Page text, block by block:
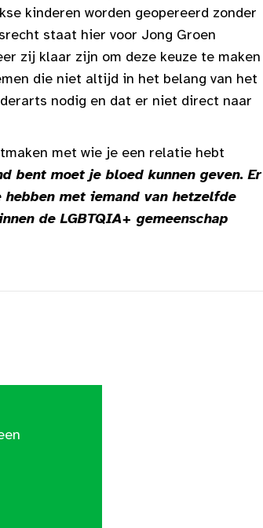
kinderen worden geopereerd zonder
staat hier voor Jong Groen
zij klaar zijn om deze keuze te maken
die niet altijd in het belang van het
nodig en dat er niet direct naar
met wie je een relatie hebt
bent moet je bloed kunnen geven. Er
met iemand van hetzelfde
de LGBTQIA+ gemeenschap